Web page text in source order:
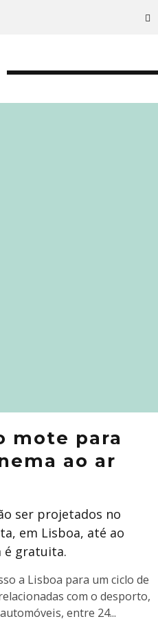
mote para
ao ar
ser projetados no
em Lisboa, até ao
é gratuita.
a Lisboa para um ciclo de
com o desporto,
entre 24...